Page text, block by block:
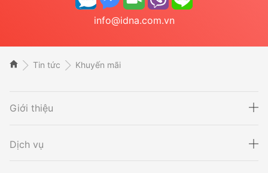
info@idna.com.vn
Tin tức Khuyến mãi
Giới thiệu
Dịch vụ